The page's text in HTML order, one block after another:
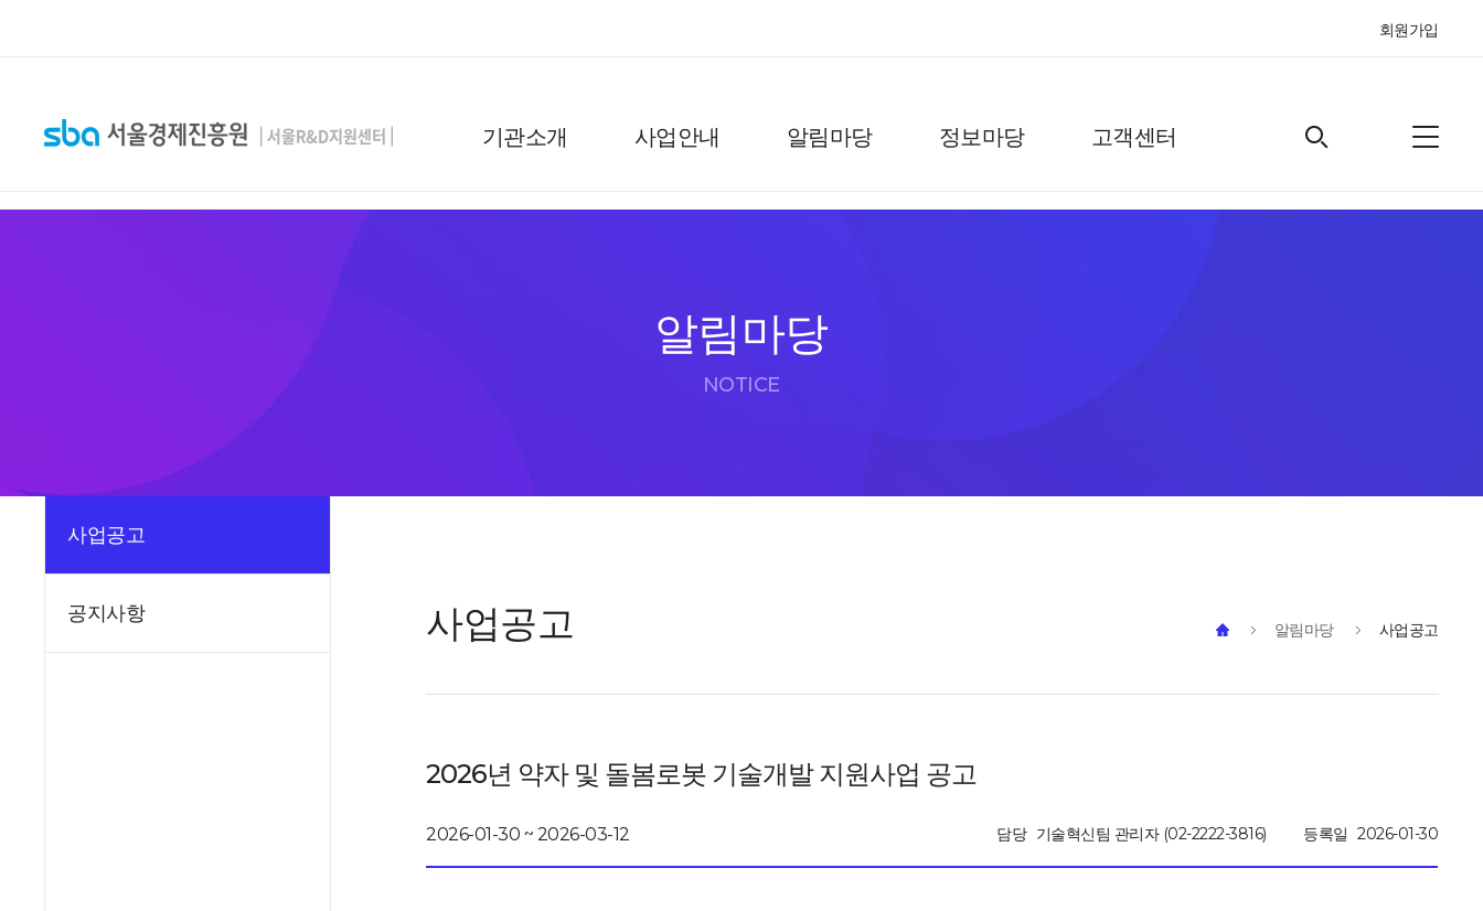
회원가입
기관소개 사업안내 알림마당 정보마당 고객센터
알림마당
NOTICE
사업공고
공지사항 사업공고 알림마당 사업공고
2026년 약자 및 돌봄로봇 기술개발 지원사업 공고
2026-01-30 ~ 2026-03-12 담당 기술혁신팀 관리자 (02-2222-3816) 등록일 2026-01-30